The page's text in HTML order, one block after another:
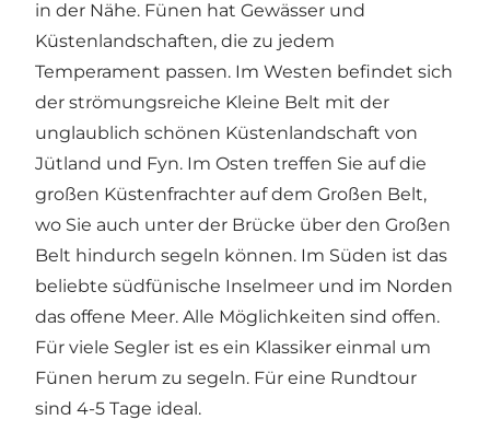
in der Nähe. Fünen hat Gewässer und
Küstenlandschaften, die zu jedem
Temperament passen. Im Westen befindet sich
der strömungsreiche Kleine Belt mit der
unglaublich schönen Küstenlandschaft von
Jütland und Fyn. Im Osten treffen Sie auf die
großen Küstenfrachter auf dem Großen Belt,
wo Sie auch unter der Brücke über den Großen
Belt hindurch segeln können. Im Süden ist das
beliebte südfünische Inselmeer und im Norden
das offene Meer. Alle Möglichkeiten sind offen.
Für viele Segler ist es ein Klassiker einmal um
Fünen herum zu segeln. Für eine Rundtour
sind 4-5 Tage ideal.